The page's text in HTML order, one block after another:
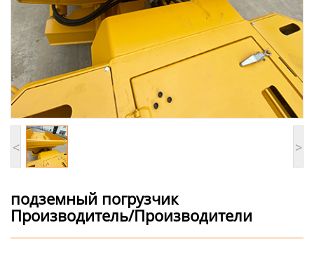
< >
подземный погрузчик
Производитель/Производители